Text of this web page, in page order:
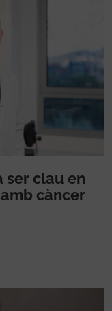
ser clau en
càncer